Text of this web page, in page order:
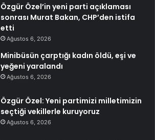
Özgür Özel’in yeni parti açıklaması
sonrası Murat Bakan, CHP’den istifa
etti
Ağustos 6, 2026
Minibüsün çarptığı kadın öldü, eşi ve
yeğeni yaralandı
Ağustos 6, 2026
Özgür Özel: Yeni partimizi milletimizin
seçtiği vekillerle kuruyoruz
Ağustos 6, 2026